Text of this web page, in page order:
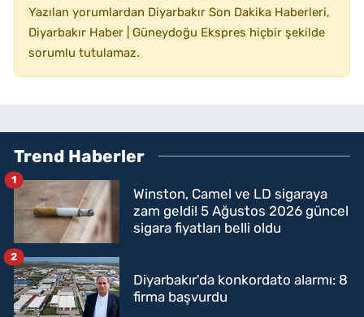
Yazılan yorumlardan Diyarbakır Son Dakika Haberleri,
Diyarbakır Haber | Güneydoğu Ekspres hiçbir şekilde
sorumlu tutulamaz.
Trend Haberler
Winston, Camel ve LD sigaraya
zam geldi! 5 Ağustos 2026 güncel
sigara fiyatları belli oldu
1
Diyarbakır'da konkordato alarmı: 8
firma başvurdu
2